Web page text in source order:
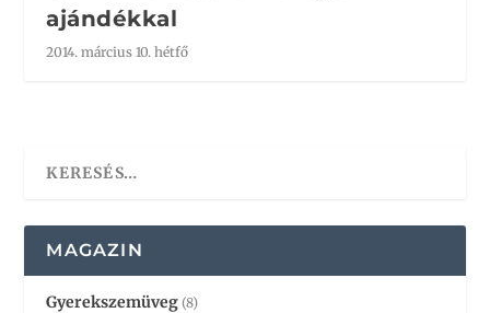
ajándékkal
2014. március 10. hétfő
MAGAZIN
Gyerekszemüveg (8)